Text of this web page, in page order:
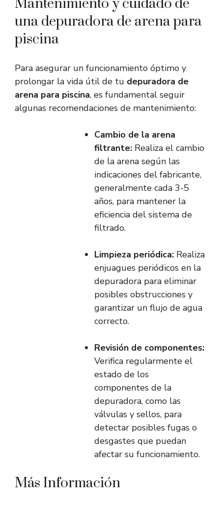
Mantenimiento y cuidado de
una depuradora de arena para
piscina
Para asegurar un funcionamiento óptimo y
prolongar la vida útil de tu depuradora de
arena para piscina, es fundamental seguir
algunas recomendaciones de mantenimiento:
Cambio de la arena
filtrante: Realiza el cambio
de la arena según las
indicaciones del fabricante,
generalmente cada 3-5
años, para mantener la
eficiencia del sistema de
filtrado.
Limpieza periódica: Realiza
enjuagues periódicos en la
depuradora para eliminar
posibles obstrucciones y
garantizar un flujo de agua
correcto.
Revisión de componentes:
Verifica regularmente el
estado de los
componentes de la
depuradora, como las
válvulas y sellos, para
detectar posibles fugas o
desgastes que puedan
afectar su funcionamiento.
Más Información